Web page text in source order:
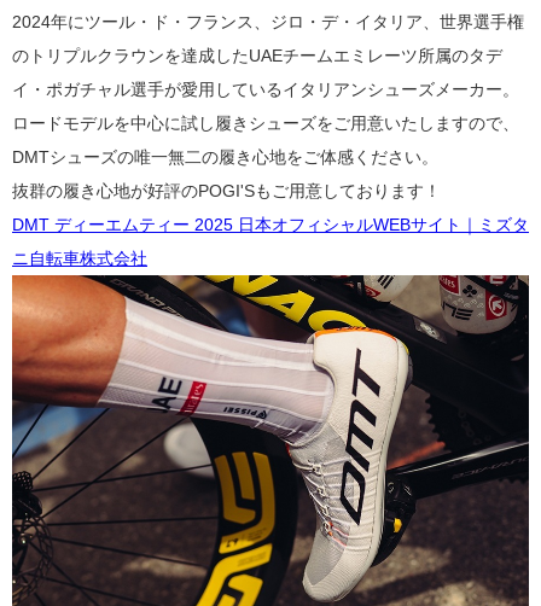
2024年にツール・ド・フランス、ジロ・デ・イタリア、世界選手権
のトリプルクラウンを達成したUAEチームエミレーツ所属のタデ
イ・ポガチャル選手が愛用しているイタリアンシューズメーカー。
ロードモデルを中心に試し履きシューズをご用意いたしますので、
DMTシューズの唯一無二の履き心地をご体感ください。
抜群の履き心地が好評のPOGI'Sもご用意しております！
DMT ディーエムティー 2025 日本オフィシャルWEBサイト｜ミズタ
ニ自転車株式会社